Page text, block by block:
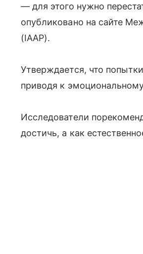
— для этого нужно
опубликовано на сайте
(IAAP).
Утверждается, что
приводя к
Исследователи
достичь, а как